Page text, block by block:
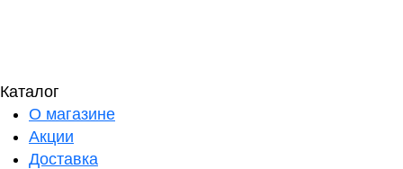
Каталог
О магазине
Акции
Доставка